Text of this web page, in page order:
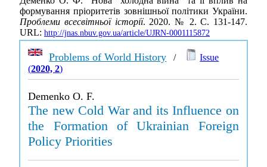
формування пріоритетів зовнішньої політики України.
Проблеми всесвітньої історії. 2020. № 2. С. 131-147.
URL: http://jnas.nbuv.gov.ua/article/UJRN-0001115872
Problems of World History /
Issue
(2020, 2)
Demenko O. F.
The new Cold War and its Influence on
the Formation of Ukrainian Foreign
Policy Priorities